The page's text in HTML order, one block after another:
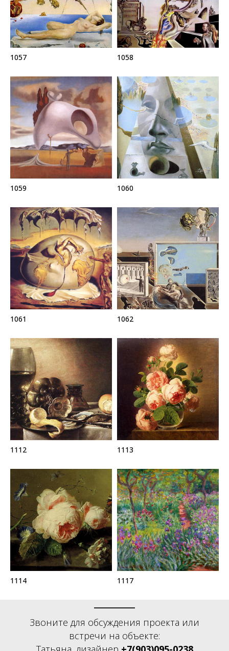
1057 1058
1059 1060
1061 1062
1112 1113
1114 1117
Звоните для обсуждения проекта или
встречи на объекте: